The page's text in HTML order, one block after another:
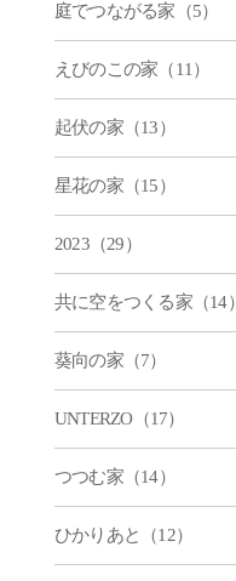
庭でつながる家（5）
えびのこの家（11）
起伏の家（13）
星花の家（15）
2023（29）
共に空をつくる家（14）
葵向の家（7）
UNTERZO（17）
つつむ家（14）
ひかりあと（12）